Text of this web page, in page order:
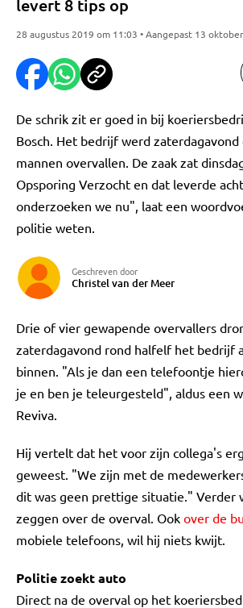
levert 8 tips op
28 augustus 2019 om 11:03 • Aangepast 13
De schrik zit er goed in bij
Bosch. Het bedrijf werd
mannen overvallen. De zaak zat
Opsporing Verzocht en dat leverde
onderzoeken we nu", laat een
politie weten.
Geschreven door
Christel van der Meer
Drie of vier gewapende overvallers
zaterdagavond rond halfelf het bedrijf
binnen. "Als je dan een telefoontje
je en ben je teleurgesteld", aldus een
Reviva.
Hij vertelt dat het voor zijn collega's
geweest. "We zijn met de
dit was geen prettige situatie." Verder
zeggen over de overval. Ook over de
mobiele telefoons, wil hij niets kwijt.
Politie zoekt auto
Direct na de overval op het